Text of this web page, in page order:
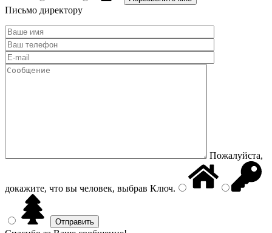
Письмо директору
Пожалуйста,
докажите, что вы человек, выбрав Ключ.